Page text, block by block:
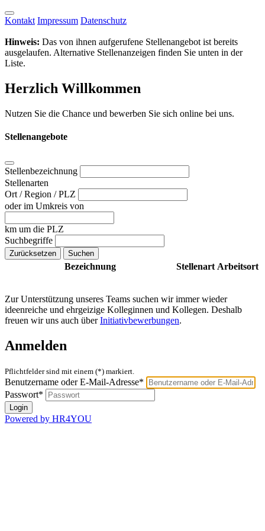
Kontakt Impressum Datenschutz
Hinweis: Das von ihnen aufgerufene Stellenangebot ist bereits
ausgelaufen. Alternative Stellenanzeigen finden Sie unten in der
Liste.
Herzlich Willkommen
Nutzen Sie die Chance und bewerben Sie sich online bei uns.
Stellenangebote
Stellenbezeichnung
Stellenarten
Ort / Region / PLZ
oder im Umkreis von
km um die PLZ
Suchbegriffe
Bezeichnung Stellenart Arbeitsort
Zur Unterstützung unseres Teams suchen wir immer wieder
ideenreiche und ehrgeizige Kolleginnen und Kollegen. Deshalb
freuen wir uns auch überInitiativbewerbungen.
Anmelden
Pflichtfelder sind mit einem (*) markiert.
Benutzername oder E-Mail-Adresse*
Passwort*
Powered by HR4YOU